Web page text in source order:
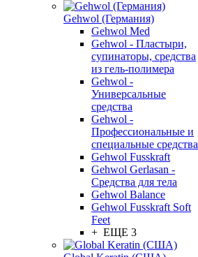
Gehwol (Германия)
Gehwol Med
Gehwol - Пластыри,
супинаторы, средства
из гель-полимера
Gehwol -
Универсальные
средства
Gehwol -
Профессиональные и
специальные средства
Gehwol Fusskraft
Gehwol Gerlasan -
Средства для тела
Gehwol Balance
Gehwol Fusskraft Soft
Feet
+ ЕЩЕ 3